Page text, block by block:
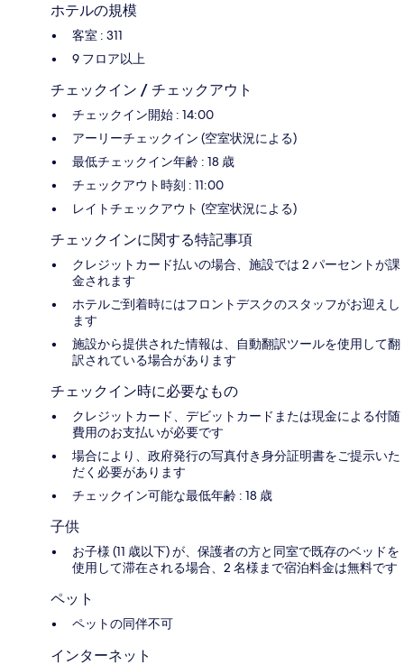
ホテルの規模
客室 : 311
9 フロア以上
チェックイン / チェックアウト
チェックイン開始 : 14:00
アーリーチェックイン (空室状況による)
最低チェックイン年齢 : 18 歳
チェックアウト時刻 : 11:00
レイトチェックアウト (空室状況による)
チェックインに関する特記事項
クレジットカード払いの場合、施設では 2 パーセントが課
金されます
ホテルご到着時にはフロントデスクのスタッフがお迎えし
ます
施設から提供された情報は、自動翻訳ツールを使用して翻
訳されている場合があります
チェックイン時に必要なもの
クレジットカード、デビットカードまたは現金による付随
費用のお支払いが必要です
場合により、政府発行の写真付き身分証明書をご提示いた
だく必要があります
チェックイン可能な最低年齢 : 18 歳
子供
お子様 (11 歳以下) が、保護者の方と同室で既存のベッドを
使用して滞在される場合、2 名様まで宿泊料金は無料です
ペット
ペットの同伴不可
インターネット